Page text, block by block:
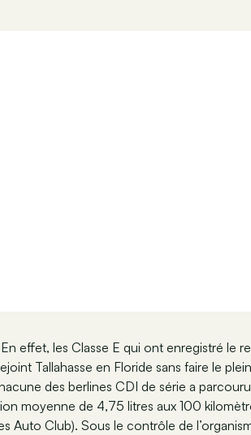
effet, les Classe E qui ont enregistré le
Tallahasse en Floride sans faire le
des berlines CDI de série a
moyenne de 4,75 litres aux 100
Auto Club). Sous le contrôle de